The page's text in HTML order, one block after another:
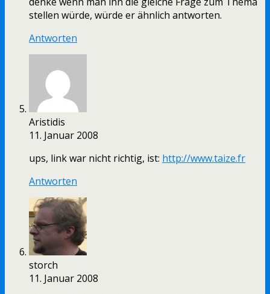
stellen würde, würde er ähnlich antworten.
Antworten
Aristidis
11. Januar 2008
ups, link war nicht richtig, ist: http://www.taize.fr
Antworten
storch
11. Januar 2008